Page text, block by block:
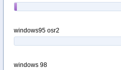
windows95 osr2
windows 98